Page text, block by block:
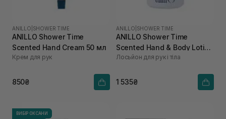
ANILLO SHOWER TIME
ANILLO Shower Time
Scented Hand Cream 50 мл
Крем для рук
850₴
ANILLO SHOWER TIME
ANILLO Shower Time
Scented Hand & Body Lotion
450 мл
Лосьйон для рук і тіла
1 535₴
ВИБІР ОКСАНИ